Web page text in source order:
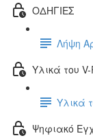
ΟΔΗΓΙΕΣ
Λήψη
Υλικά του
Υλικά
Ψηφιακό